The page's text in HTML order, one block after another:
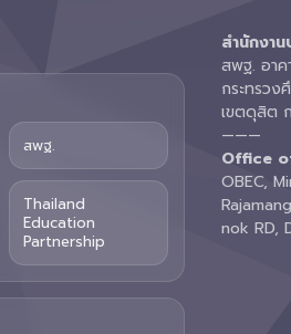
สพฐ.
Thailand
Education
Partnership
สำนักงา
สพฐ. อาค
กระทรวง
เขตดุสิต
———
Office
OBEC,
nok RD,